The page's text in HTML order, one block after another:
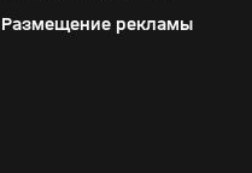
Размещение рекламы